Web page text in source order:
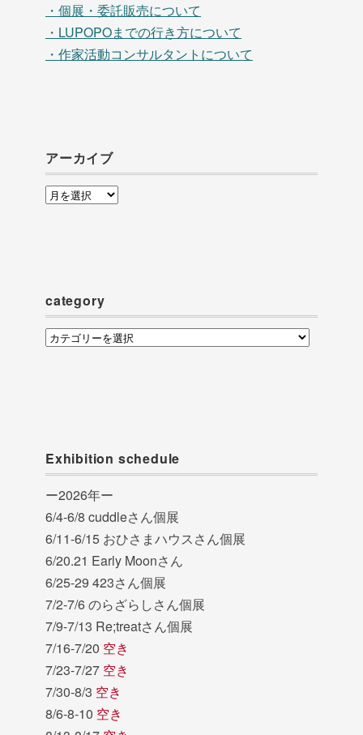
・個展・委託販売について
・LUPOPOまでの行き方について
・作家活動コンサルタントについて
アーカイブ
ア
category
category
Exhibition schedule
ー2026年ー
6/4-6/8 cuddleさん個展
6/11-6/15 おひさまハウスさん個展
6/20.21 Early Moonさん
6/25-29 423さん個展
7/2-7/6 のらざらしさん個展
7/9-7/13 Re;treatさん個展
7/16-7/20 空き
7/23-7/27 空き
7/30-8/3 空き
8/6-8-10 空き